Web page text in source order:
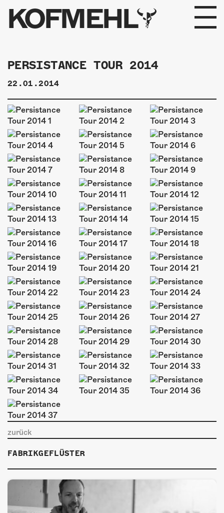
KOFMEHL
PROGRAMM
FABRIKGEFLÜSTER
GALERIE
FOTOGALERIE
PHOTOMAT
INFOS
KONTAKT
ÜBER UNS
GÖNNEREI
SHOP
MITMACHEN
PERSISTANCE TOUR 2014
22.01.2014
zurück
FABRIKGEFLÜSTER